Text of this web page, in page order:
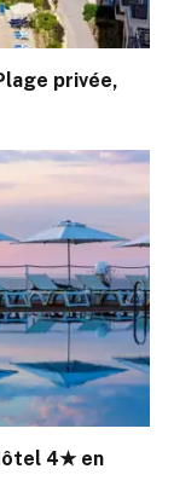
privée,
4★ en